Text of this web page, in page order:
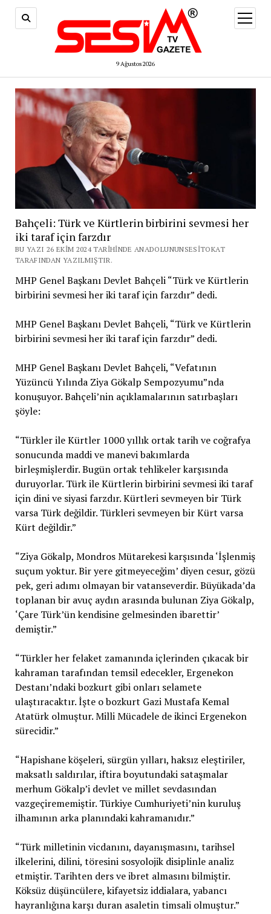
9 Ağustos 2026
aç
Bahçeli: Türk ve Kürtlerin birbirini sevmesi her
iki taraf için farzdır
BU YAZI 26 EKIM 2024 TARIHINDE ANADOLUNUNSESITOKAT
TARAFINDAN YAZILMIŞTIR.
MHP Genel Başkanı Devlet Bahçeli “Türk ve Kürtlerin
birbirini sevmesi her iki taraf için farzdır” dedi.
MHP Genel Başkanı Devlet Bahçeli, “Türk ve Kürtlerin
birbirini sevmesi her iki taraf için farzdır” dedi.
MHP Genel Başkanı Devlet Bahçeli, “Vefatının
Yüzüncü Yılında Ziya Gökalp Sempozyumu”nda
konuşuyor. Bahçeli’nin açıklamalarının satırbaşları
şöyle:
“Türkler ile Kürtler 1000 yıllık ortak tarih ve coğrafya
sonucunda maddi ve manevi bakımlarda
birleşmişlerdir. Bugün ortak tehlikeler karşısında
duruyorlar. Türk ile Kürtlerin birbirini sevmesi iki taraf
için dini ve siyasi farzdır. Kürtleri sevmeyen bir Türk
varsa Türk değildir. Türkleri sevmeyen bir Kürt varsa
Kürt değildir.”
“Ziya Gökalp, Mondros Mütarekesi karşısında ‘İşlenmiş
suçum yoktur. Bir yere gitmeyeceğim’ diyen cesur, gözü
pek, geri adımı olmayan bir vatanseverdir. Büyükada’da
toplanan bir avuç aydın arasında bulunan Ziya Gökalp,
‘Çare Türk’ün kendisine gelmesinden ibarettir’
demiştir.”
“Türkler her felaket zamanında içlerinden çıkacak bir
kahraman tarafından temsil edecekler, Ergenekon
Destanı’ndaki bozkurt gibi onları selamete
ulaştıracaktır. İşte o bozkurt Gazi Mustafa Kemal
Atatürk olmuştur. Milli Mücadele de ikinci Ergenekon
sürecidir.”
“Hapishane köşeleri, sürgün yılları, haksız eleştiriler,
maksatlı saldırılar, iftira boyutundaki sataşmalar
merhum Gökalp’i devlet ve millet sevdasından
vazgeçirememiştir. Türkiye Cumhuriyeti’nin kuruluş
ilhamının arka planındaki kahramanıdır.”
“Türk milletinin vicdanını, dayanışmasını, tarihsel
ilkelerini, dilini, töresini sosyolojik disiplinle analiz
etmiştir. Tarihten ders ve ibret almasını bilmiştir.
Köksüz düşüncülere, kifayetsiz iddialara, yabancı
hayranlığına karşı duran asaletin timsali olmuştur.”